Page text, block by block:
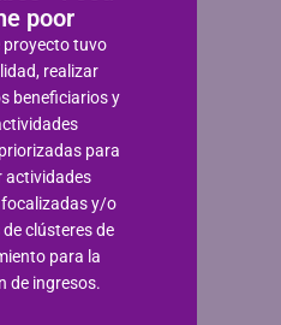
poor
proyecto tuvo
realizar
beneficiarios y
para
actividades
y/o
clústeres de
para la
de ingresos.